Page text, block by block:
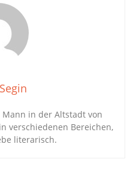
in der Altstadt von
verschiedenen Bereichen,
literarisch.